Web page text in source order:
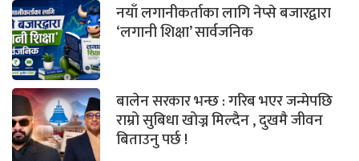
नयाँ लगानीकर्ताका लागि नेप्से बजारद्वारा
‘लगानी शिक्षा’ सार्वजनिक
बालेन सरकार भन्छ : गरिब भएर जन्मेपछि
राम्रो सुबिधा खोज्न मिल्दैन , दुखमै जीवन
बिताउनु पर्छ !